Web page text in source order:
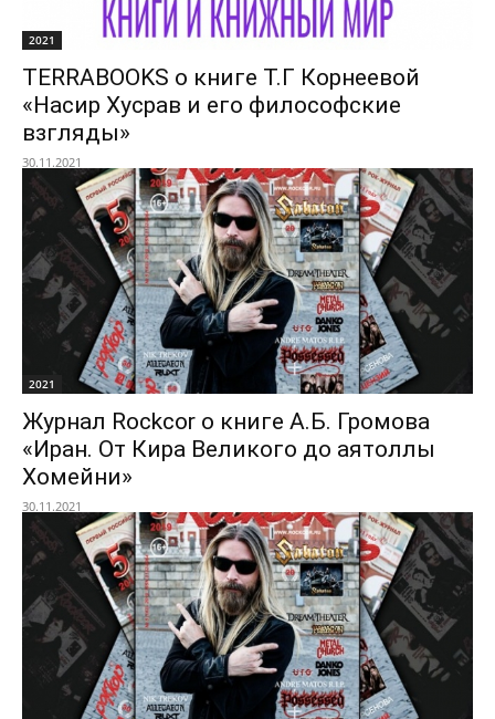
2021
TERRABOOKS о книге Т.Г Корнеевой
«Насир Хусрав и его философские
взгляды»
30.11.2021
2021
Журнал Rockcor о книге А.Б. Громова
«Иран. От Кира Великого до аятоллы
Хомейни»
30.11.2021